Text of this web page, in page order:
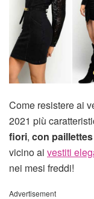
Come resistere ai
2021 più
fiori, con paillettes
vicino ai vestiti
nei mesi freddi!
Advertisement